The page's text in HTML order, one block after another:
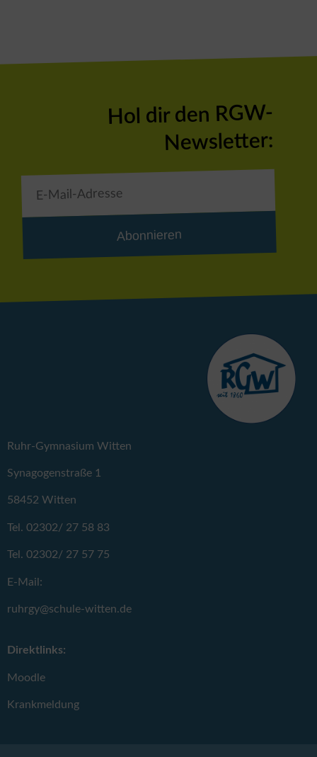
Hol dir den RGW-
Newsletter:
Abonnieren
Ruhr-Gymnasium Witten
Synagogenstraße 1
58452 Witten
Tel. 02302/ 27 58 83
Tel. 02302/ 27 57 75
E-Mail:
ruhrgy@schule-witten.de
Direktlinks:
Moodle
Krankmeldung